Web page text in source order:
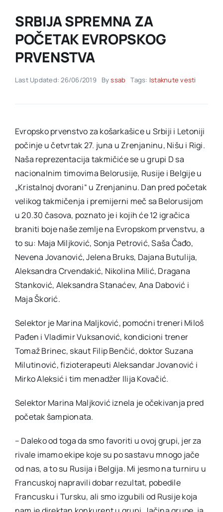
Akti SSAB
Kontakt
SRBIJA SPREMNA ZA
POČETAK EVROPSKOG
PRVENSTVA
Last Updated: 26/06/2019 Byssab Tags: Istaknute vesti
Evropsko prvenstvo za košarkašice u Srbiji i Letoniji
počinje u četvrtak 27. juna u Zrenjaninu, Nišu i Rigi.
Naša reprezentacija takmičiće se u grupi D sa
nacionalnim timovima Belorusije, Rusije i Belgije u
„Kristalnoj dvorani“ u Zrenjaninu. Dan pred početak
velikog takmičenja i premijerni meč sa Belorusijom
u 20.30 časova, poznato je i kojih će 12 igračica
braniti boje naše zemlje na Evropskom prvenstvu, a
to su: Maja Miljković, Sonja Petrović, Saša Čađo,
Nevena Jovanović, Jelena Bruks, Dajana Butulija,
Aleksandra Crvendakić, Nikolina Milić, Dragana
Stanković, Aleksandra Stanaćev, Ana Dabović i
Maja Škorić.
Selektor je Marina Maljković, pomoćni treneri Miloš
Pađen i Vladimir Vuksanović, kondicioni trener
Tomaž Brinec, skaut Filip Benčić, doktor Suzana
Milutinović, fizioterapeuti Aleksandar Jovanović i
Mirko Aleksić i tim menadžer Ilija Kovačić.
Selektor Marina Maljković iznela je očekivanja pred
početak šampionata.
– Daleko od toga da smo favoriti u ovoj grupi, jer za
rivale imamo ekipe koje su po sastavu mnogo jače
od nas, a to su Rusija i Belgija. Mi jesmo na turniru u
Francuskoj napravili dobar rezultat, pobedile
Francusku i Tursku, ali smo izgubili od Rusije koja